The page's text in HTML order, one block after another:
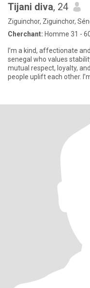
Tijani diva, 24
Ziguinchor, Ziguinchor,
Cherchant: Homme 31 -
I’m a kind, affectionate and
senegal who values
mutual respect, loyalty,
people uplift each other.